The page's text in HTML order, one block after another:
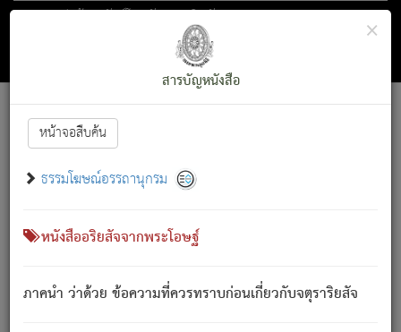
ตอน 1 ว่าด้วย สัตว์โลกกับจตุราริยสัจ
สารบัญ×
สารบัญหนังสือ
หน้าจอสืบค้น
ธรรมโฆษณ์อรรถานุกรม
หนังสืออริยสัจจากพระโอษฐ์
ภาคนำ ว่าด้วย ข้อความที่ควรทราบก่อนเกี่ยวกับจตุราริยสัจ
Font :15 ]||
สัตว์โลกนี้ เกิดความเดือดร้อนแล้ว มีผัสสะบังหน้า
เขาสำคัญสิ่งใด โดยความเป็นประการใด แต่สิ่งนั้นย่อมเป็น
(ตามที่เป็นจริง) โดยประการอื่นจากที่เขาสำคัญนั้น
สัตว์โลกติดข้องอยู่ในภพ ถูกภพบังหน้าแล้ว มีภพโดยความ
เป็นอย่างอื่น (จากที่มันเป็นอยู่จริง) จึงได้เพลิดเพลินยิ่งนักในภพ